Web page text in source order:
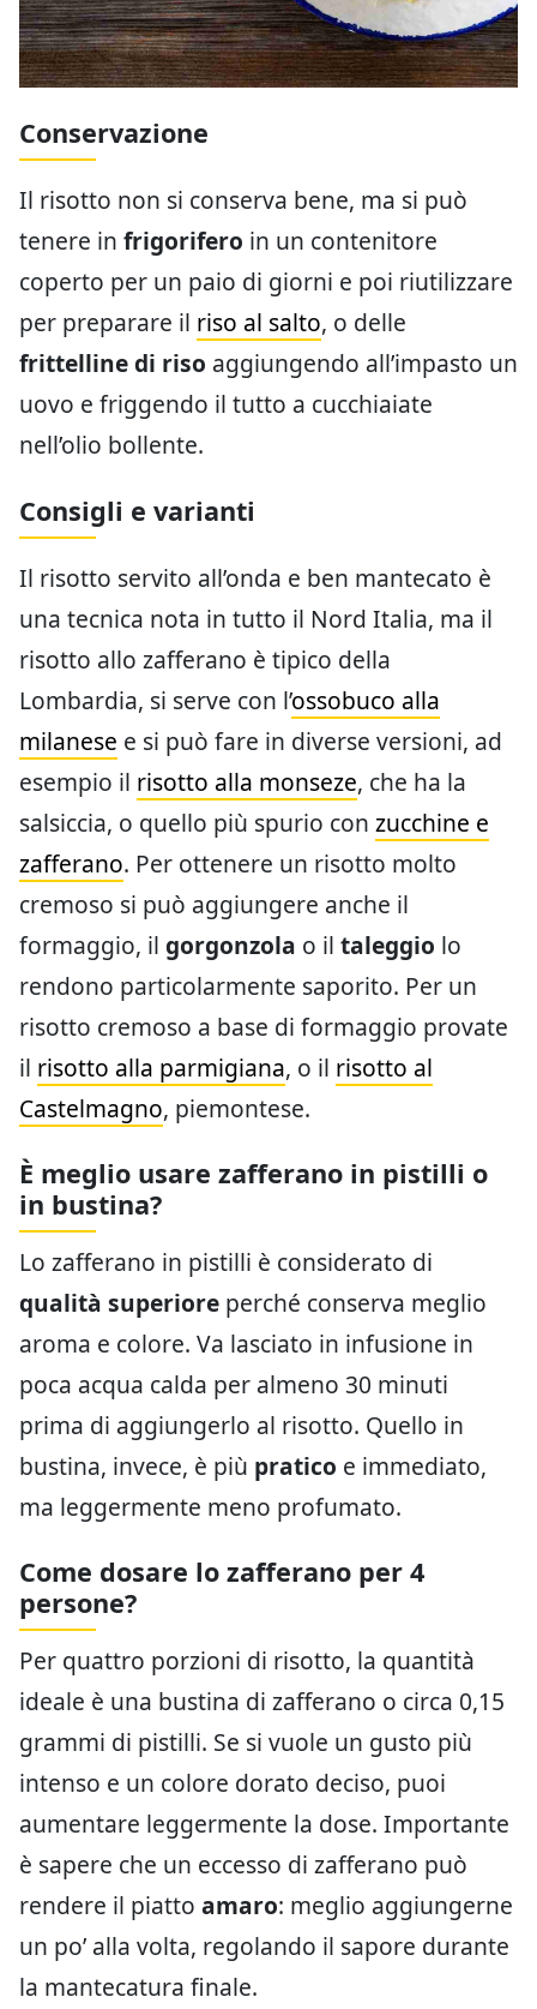
Conservazione
Il risotto non si conserva bene, ma si può
tenere in frigorifero in un contenitore
coperto per un paio di giorni e poi riutilizzare
per preparare il riso al salto, o delle
frittelline di riso aggiungendo all’impasto un
uovo e friggendo il tutto a cucchiaiate
nell’olio bollente.
Consigli e varianti
Il risotto servito all’onda e ben mantecato è
una tecnica nota in tutto il Nord Italia, ma il
risotto allo zafferano è tipico della
Lombardia, si serve con l’ossobuco alla
milanese e si può fare in diverse versioni, ad
esempio il risotto alla monseze, che ha la
salsiccia, o quello più spurio con zucchine e
zafferano. Per ottenere un risotto molto
cremoso si può aggiungere anche il
formaggio, il gorgonzola o il taleggio lo
rendono particolarmente saporito. Per un
risotto cremoso a base di formaggio provate
il risotto alla parmigiana, o il risotto al
Castelmagno, piemontese.
È meglio usare zafferano in pistilli o
in bustina?
Lo zafferano in pistilli è considerato di
qualità superiore perché conserva meglio
aroma e colore. Va lasciato in infusione in
poca acqua calda per almeno 30 minuti
prima di aggiungerlo al risotto. Quello in
bustina, invece, è più pratico e immediato,
ma leggermente meno profumato.
Come dosare lo zafferano per 4
persone?
Per quattro porzioni di risotto, la quantità
ideale è una bustina di zafferano o circa 0,15
grammi di pistilli. Se si vuole un gusto più
intenso e un colore dorato deciso, puoi
aumentare leggermente la dose. Importante
è sapere che un eccesso di zafferano può
rendere il piatto amaro: meglio aggiungerne
un po’ alla volta, regolando il sapore durante
la mantecatura finale.